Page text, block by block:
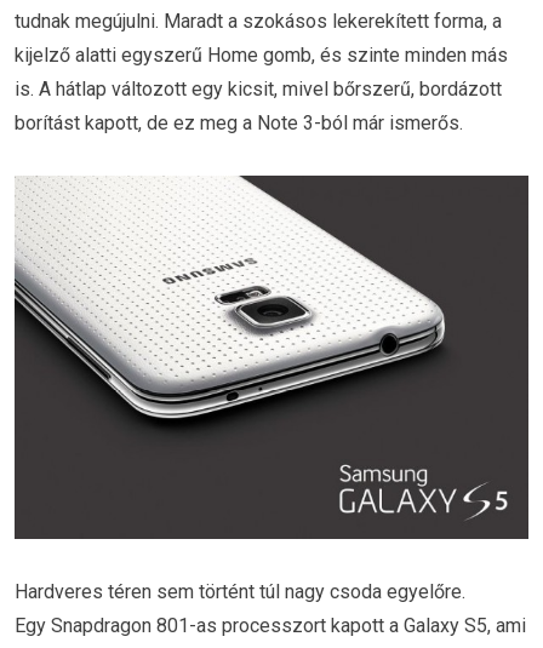
tudnak megújulni. Maradt a szokásos lekerekített forma, a
kijelző alatti egyszerű Home gomb, és szinte minden más
is. A hátlap változott egy kicsit, mivel bőrszerű, bordázott
borítást kapott, de ez meg a Note 3-ból már ismerős.
Hardveres téren sem történt túl nagy csoda egyelőre.
Egy Snapdragon 801-as processzort kapott a Galaxy S5, ami